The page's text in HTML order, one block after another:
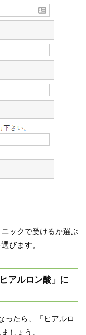
ックで受けるか選ぶ
びます。
アルロン酸」に
ったら、「ヒアルロ
しょう。